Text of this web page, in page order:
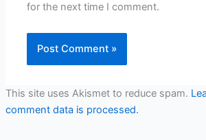
for the next time I comment.
This site uses Akismet to reduce spam.
comment data is processed.